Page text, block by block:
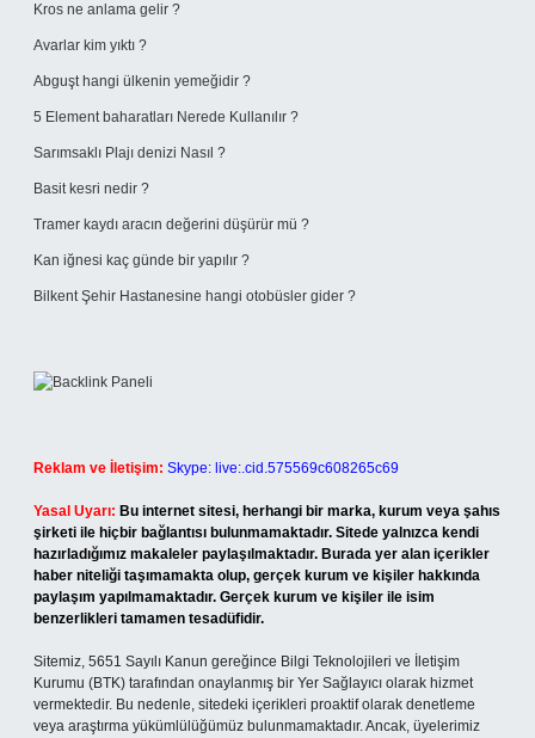
Kros ne anlama gelir ?
Avarlar kim yıktı ?
Abguşt hangi ülkenin yemeğidir ?
5 Element baharatları Nerede Kullanılır ?
Sarımsaklı Plajı denizi Nasıl ?
Basit kesri nedir ?
Tramer kaydı aracın değerini düşürür mü ?
Kan iğnesi kaç günde bir yapılır ?
Bilkent Şehir Hastanesine hangi otobüsler gider ?
Reklam ve İletişim: Skype: live:.cid.575569c608265c69
Yasal Uyarı: Bu internet sitesi, herhangi bir marka, kurum veya şahıs
şirketi ile hiçbir bağlantısı bulunmamaktadır. Sitede yalnızca kendi
hazırladığımız makaleler paylaşılmaktadır. Burada yer alan içerikler
haber niteliği taşımamakta olup, gerçek kurum ve kişiler hakkında
paylaşım yapılmamaktadır. Gerçek kurum ve kişiler ile isim
benzerlikleri tamamen tesadüfidir.
Sitemiz, 5651 Sayılı Kanun gereğince Bilgi Teknolojileri ve İletişim
Kurumu (BTK) tarafından onaylanmış bir Yer Sağlayıcı olarak hizmet
vermektedir. Bu nedenle, sitedeki içerikleri proaktif olarak denetleme
veya araştırma yükümlülüğümüz bulunmamaktadır. Ancak, üyelerimiz